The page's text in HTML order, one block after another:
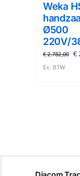
Weka
Ø500
220V/
€2.782,00 €
Ex. BTW